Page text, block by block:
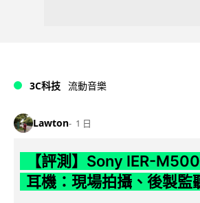
3C科技 流動音樂
Lawton 1 日
【評測】Sony IER-
耳機：現場拍攝、後製監